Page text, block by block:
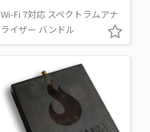
Wi-Fi 7対応 スペクトラムアナ
ライザー バンドル